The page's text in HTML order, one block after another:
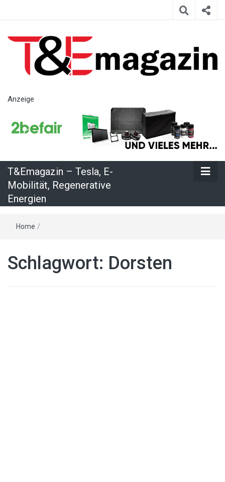
– Tesla, E-
Mobilität,
Regenerative
Energien
Anzeige
T&Emagazin – Tesla, E-
Mobilität, Regenerative
Energien
Home /
Schlagwort: Dorsten